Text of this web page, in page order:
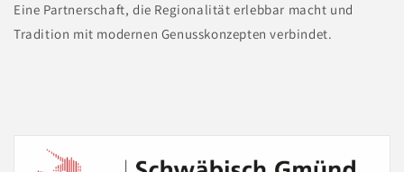
Eine Partnerschaft, die Regionalität erlebbar macht und
Tradition mit modernen Genusskonzepten verbindet.